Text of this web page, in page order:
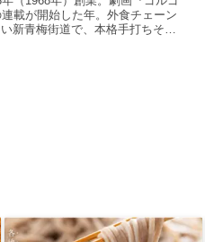
連載が開始した年。外食チェーン
新青梅街道で、本格手打ちそば